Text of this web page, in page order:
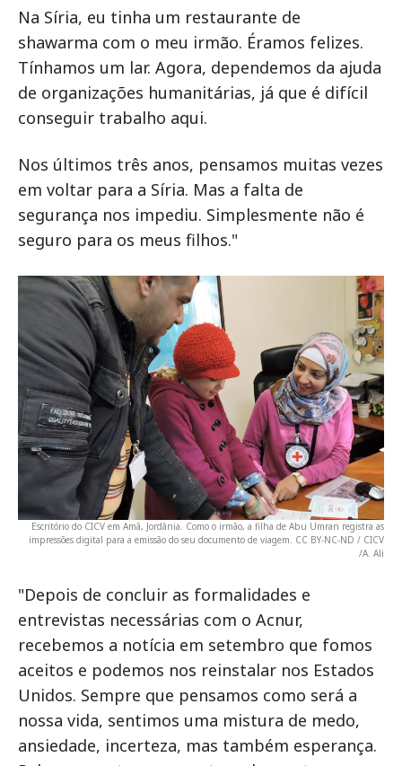
Na Síria, eu tinha um restaurante de
shawarma com o meu irmão. Éramos felizes.
Tínhamos um lar. Agora, dependemos da ajuda
de organizações humanitárias, já que é difícil
conseguir trabalho aqui.
Nos últimos três anos, pensamos muitas vezes
em voltar para a Síria. Mas a falta de
segurança nos impediu. Simplesmente não é
seguro para os meus filhos."
Escritório do CICV em Amã, Jordânia. Como o irmão, a filha de Abu Umran registra as
impressões digital para a emissão do seu documento de viagem. CC BY-NC-ND / CICV
/A. Ali
"Depois de concluir as formalidades e
entrevistas necessárias com o Acnur,
recebemos a notícia em setembro que fomos
aceitos e podemos nos reinstalar nos Estados
Unidos. Sempre que pensamos como será a
nossa vida, sentimos uma mistura de medo,
ansiedade, incerteza, mas também esperança.